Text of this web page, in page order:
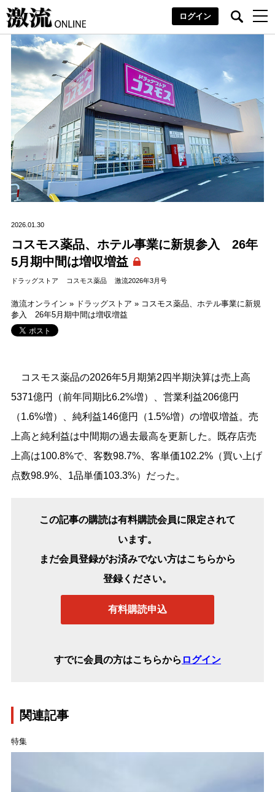
ログイン
2026.01.30
コスモス薬品、ホテル事業に新規参入 26年
5月期中間は増収増益
ドラッグストア コスモス薬品 激流2026年3月号
激流オンライン » ドラッグストア » コスモス薬品、ホテル事業に新規
参入 26年5月期中間は増収増益
コスモス薬品の2026年5月期第2四半期決算は売上高
5371億円（前年同期比6.2%増）、営業利益206億円
（1.6%増）、純利益146億円（1.5%増）の増収増益。売
上高と純利益は中間期の過去最高を更新した。既存店売
上高は100.8%で、客数98.7%、客単価102.2%（買い上げ
点数98.9%、1品単価103.3%）だった。
この記事の購読は有料購読会員に限定されて
います。
まだ会員登録がお済みでない方はこちらから
登録ください。
有料購読申込
すでに会員の方はこちらから ログイン
関連記事
特集